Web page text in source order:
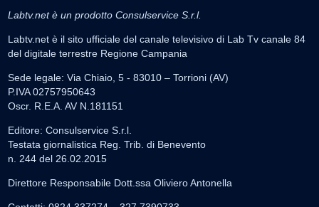
Labtv.net è un prodotto Consulservice S.r.l.
Labtv.net è il sito ufficiale del canale televisivo di Lab Tv canale 84
del digitale terrestre Regione Campania
Sede legale: Via Chiaio, 5 - 83010 – Torrioni (AV)
P.IVA 02757950643
Oscr. R.E.A. AV N.181151
Editore: Consulservice S.r.l.
Testata giornalistica Reg. Trib. di Benevento
n. 244 del 26.02.2015
Direttore Responsabile Dott.ssa Oliviero Antonella